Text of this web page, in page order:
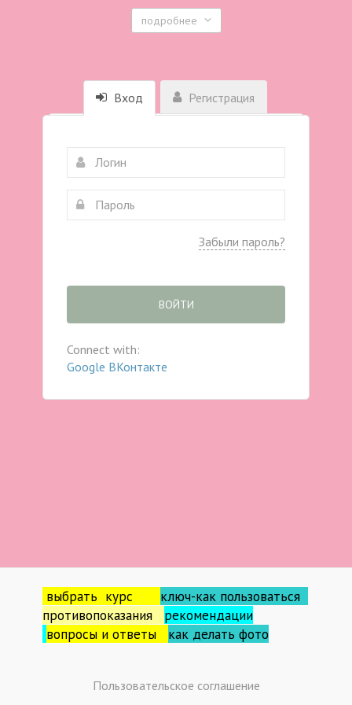
подробнее
Вход Регистрация
Забыли пароль?
ВОЙТИ
Connect with:
Google ВКонтакте
выбрать курс ключ-как пользоваться
противопоказания рекомендации
вопросы и ответы как делать фото
Пользовательское соглашение